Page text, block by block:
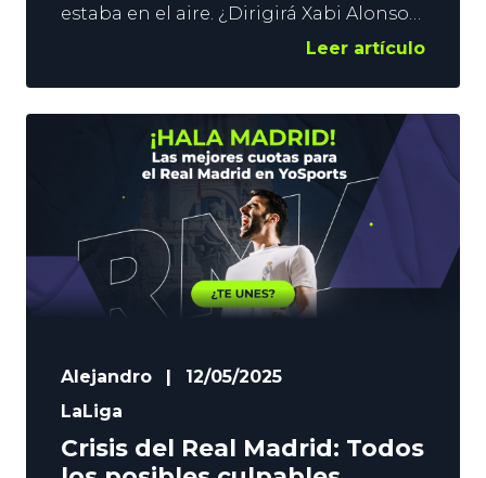
estaba en el aire. ¿Dirigirá Xabi Alonso
al Real Madrid en el Mundial de Clubes?
se incorporará al club blanco tras el
final de LaLiga, y debutará en el
banquillo merengue el 18 de junio ante
el Al Hilal. En
Leer artículo
Alejandro
12/05/2025
LaLiga
Crisis del Real Madrid: Todos